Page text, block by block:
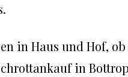
in Haus und Hof,
in